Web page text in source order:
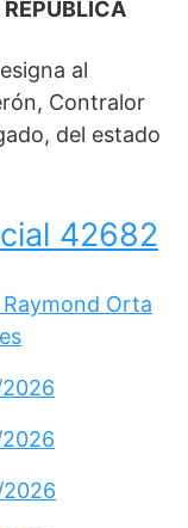
al
Contralor
del estado
42682
Orta